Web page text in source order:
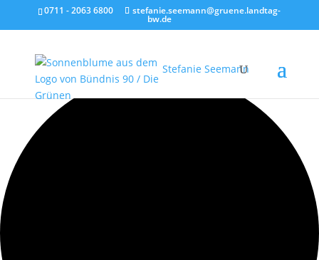
0711 - 2063 6800 stefanie.seemann@gruene.landtag-
bw.de
Stefanie Seemann
1 Veranstaltung gefunden.